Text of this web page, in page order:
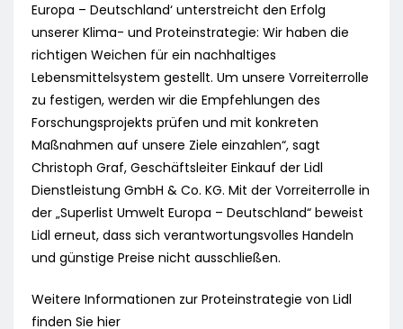
Europa – Deutschland‘ unterstreicht den Erfolg
unserer Klima- und Proteinstrategie: Wir haben die
richtigen Weichen für ein nachhaltiges
Lebensmittelsystem gestellt. Um unsere Vorreiterrolle
zu festigen, werden wir die Empfehlungen des
Forschungsprojekts prüfen und mit konkreten
Maßnahmen auf unsere Ziele einzahlen“, sagt
Christoph Graf, Geschäftsleiter Einkauf der Lidl
Dienstleistung GmbH & Co. KG. Mit der Vorreiterrolle in
der „Superlist Umwelt Europa – Deutschland“ beweist
Lidl erneut, dass sich verantwortungsvolles Handeln
und günstige Preise nicht ausschließen.
Weitere Informationen zur Proteinstrategie von Lidl
finden Sie hier